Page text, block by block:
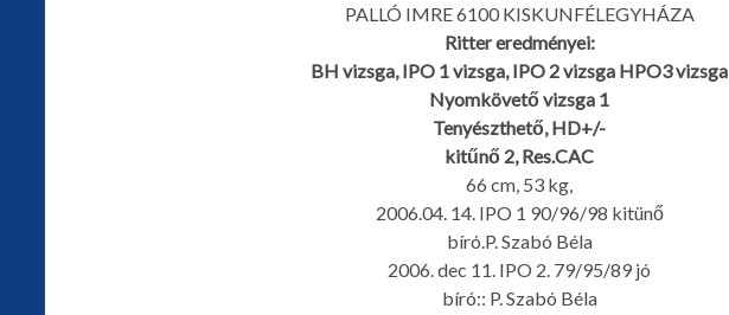
PALLÓ IMRE 6100 KISKUNFÉLEGYHÁZA
Ritter eredményei:
BH vizsga, IPO 1 vizsga, IPO 2 vizsga HPO3 vizsga
Nyomkövető vizsga 1
Tenyészthető, HD+/-
kitűnő 2, Res.CAC
66 cm, 53 kg,
2006.04. 14. IPO 1 90/96/98 kitünő
bíró.P. Szabó Béla
2006. dec 11. IPO 2. 79/95/89 jó
bíró:: P. Szabó Béla